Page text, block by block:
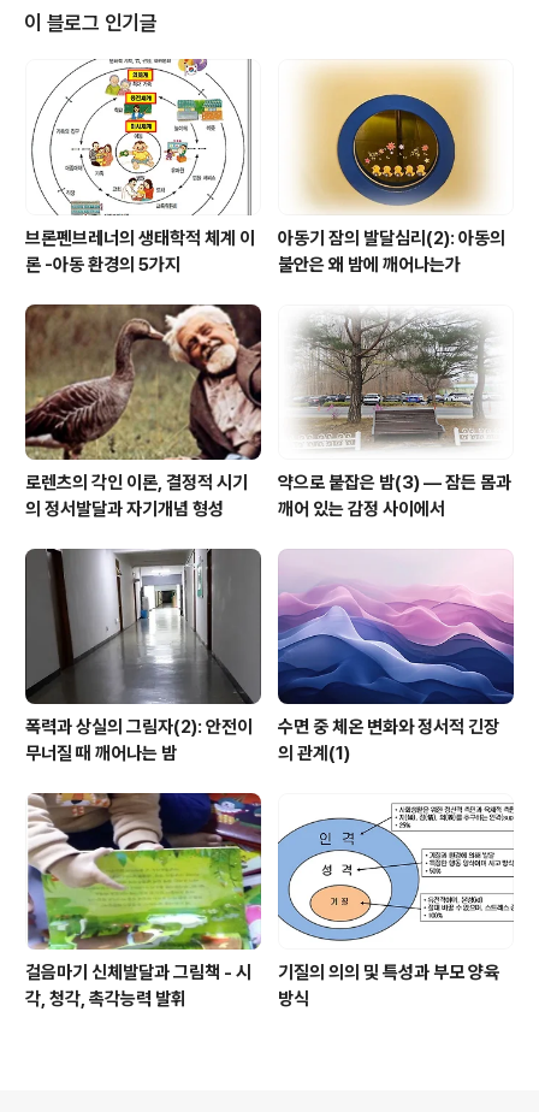
‘개별화교육 프로그램’, ‘개별화 지도계획’, ‘개별화 지도 프
로그램‘등 다양하게 사용되고 있다. 반면, 미국의 경우 IEP
는 (Individualized Education Program)의 약칭으로
사용되고 있으나, 영국에서는 (Individualized Educatio
n Plan)으로 사용되고 있고, 일본에..
이 블로그 인기글
브론펜브레너의 생태학적 체계 이
론 -아동 환경의 5가지
아동기 잠의 발달심리(2): 아동의
불안은 왜 밤에 깨어나는가
로렌츠의 각인 이론, 결정적 시기
의 정서발달과 자기개념 형성
약으로 붙잡은 밤(3) — 잠든 몸과
깨어 있는 감정 사이에서
폭력과 상실의 그림자(2): 안전이
무너질 때 깨어나는 밤
수면 중 체온 변화와 정서적 긴장
의 관계(1)
걸음마기 신체발달과 그림책 - 시
각, 청각, 촉각능력 발휘
기질의 의의 및 특성과 부모 양육
방식